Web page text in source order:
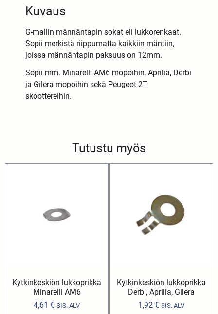
Kuvaus
G-mallin männäntapin sokat eli lukkorenkaat.
Sopii merkistä riippumatta kaikkiin mäntiin,
joissa männäntapin paksuus on 12mm.
Sopii mm. Minarelli AM6 mopoihin, Aprilia, Derbi
ja Gilera mopoihin sekä Peugeot 2T
skoottereihin.
Tutustu myös
Kytkinkeskiön lukkoprikka
Minarelli AM6
4,61 € SIS. ALV
Kytkinkeskiön lukkoprikka
Derbi, Aprilia, Gilera
1,92 € SIS. ALV